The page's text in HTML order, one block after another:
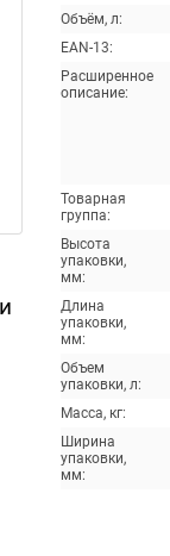
Объём, л:
EAN-13:
Расширенное
описание:
Товарная
группа:
Высота
упаковки,
мм:
Длина
упаковки,
мм:
Объем
упаковки, л:
Масса, кг:
Ширина
упаковки,
мм: